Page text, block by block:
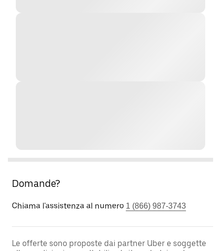
Domande?
Chiama l'assistenza al numero 1 (866) 987-3743
Le offerte sono proposte dai partner Uber e soggette